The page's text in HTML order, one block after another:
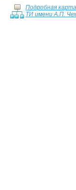
Подробная
ТИ имени А.П.